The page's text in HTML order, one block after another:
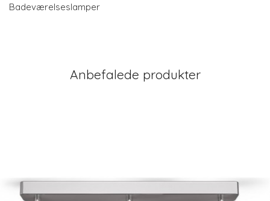
Badeværelseslamper
Anbefalede produkter